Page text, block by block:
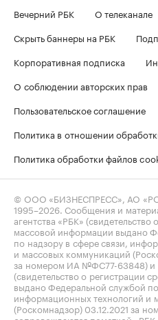
Вечерний РБК
О телеканале
Скрыть баннеры на РБК
Корпоративная подписка
О соблюдении авторских прав
Пользовательское соглашение
Политика в отношении
Политика обработки файлов
© ООО «БИЗНЕСПРЕСС», АО
1995–2026 . Сообщения и
агентства «РБК» (свидетельство
массовой информации выдано
по надзору в сфере связи,
и массовых коммуникаций
за номером ИА №ФС77-63848) и
(свидетельство о регистрации
выдано Федеральной службой
информационных технологий и
(Роскомнадзор) 03.12.2021 за